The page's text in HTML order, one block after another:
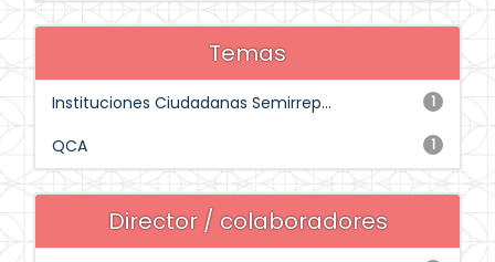
Temas
1
Instituciones Ciudadanas Semirrep...
1
QCA
Director / colaboradores